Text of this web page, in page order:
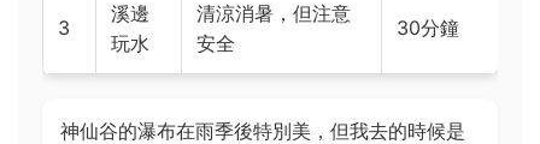
3
溪邊
玩水
清涼消暑，但注意
安全
30分鐘
神仙谷的瀑布在雨季後特別美，但我去的時候是